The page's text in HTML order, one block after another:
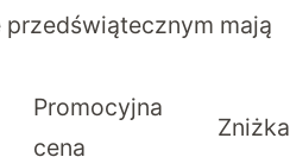
mają
Promocyjna
cena
Zniżka